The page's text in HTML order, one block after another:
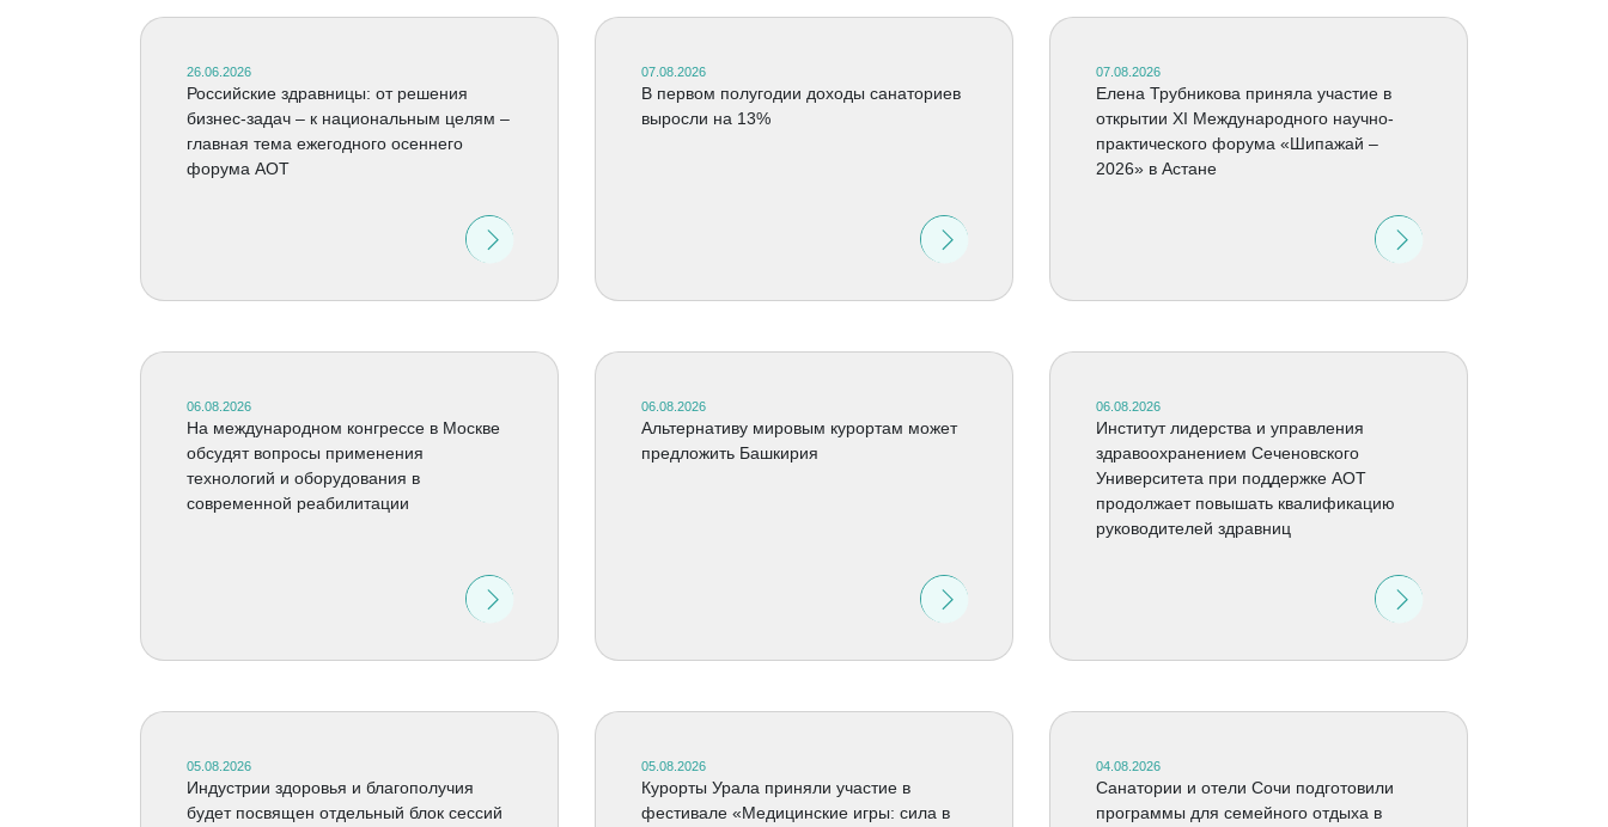
26.06.2026
Российские здравницы: от решения
бизнес-задач – к национальным целям –
главная тема ежегодного осеннего
форума АОТ
07.08.2026
В первом полугодии доходы санаториев
выросли на 13%
07.08.2026
Елена Трубникова приняла участие в
открытии XI Международного научно-
практического форума «Шипажай –
2026» в Астане
06.08.2026
На международном конгрессе в Москве
обсудят вопросы применения
технологий и оборудования в
современной реабилитации
06.08.2026
Альтернативу мировым курортам может
предложить Башкирия
06.08.2026
Институт лидерства и управления
здравоохранением Сеченовского
Университета при поддержке АОТ
продолжает повышать квалификацию
руководителей здравниц
05.08.2026
Индустрии здоровья и благополучия
будет посвящен отдельный блок сессий
05.08.2026
Курорты Урала приняли участие в
фестивале «Медицинские игры: сила в
04.08.2026
Санатории и отели Сочи подготовили
программы для семейного отдыха в